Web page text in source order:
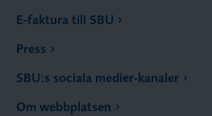
E-faktura till SBU
Press
SBU:s sociala medier-kanaler
Om webbplatsen